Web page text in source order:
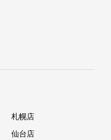
札幌店
仙台店